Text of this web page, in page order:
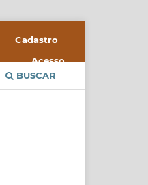
BUSCAR
Cadastro
Acesso